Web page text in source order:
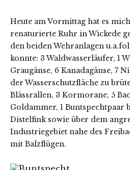
Heute am Vormittag hat es
renaturierte Ruhr in Wickede
den beiden Wehranlagen
konnte: 3 Waldwasserläufer, 1
Graugänse, 6 Kanadagänse, 7
der Wasserschutzfläche zu
Blässrallen, 3 Kormorane, 5
Goldammer, 1 Buntspechtpaar
Distelfink sowie über dem
Industriegebiet nahe des
mit Balzflügen.